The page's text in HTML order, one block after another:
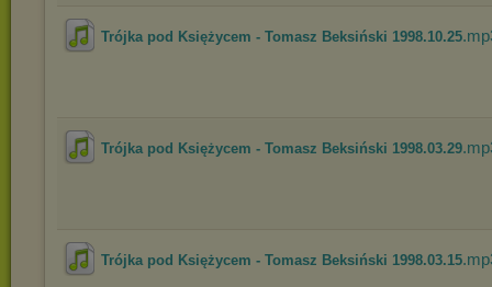
Trójka pod Księżycem - Tomasz Beksiński 1998.10.25
Trójka pod Księżycem - Tomasz Beksiński 1998.03.29
Trójka pod Księżycem - Tomasz Beksiński 1998.03.15